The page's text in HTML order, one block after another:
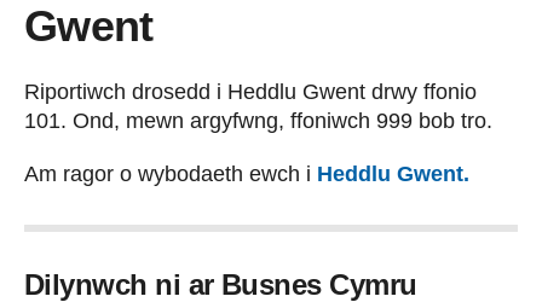
Gwent
Riportiwch drosedd i Heddlu Gwent drwy ffonio
101. Ond, mewn argyfwng, ffoniwch 999 bob tro.
Am ragor o wybodaeth ewch i Heddlu Gwent.
Dilynwch ni ar Busnes Cymru